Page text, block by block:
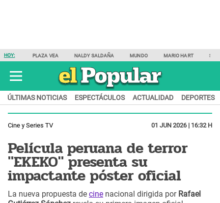
HOY: PLAZA VEA NALDY SALDAÑA MUNDO MARIO HART
ÚLTIMAS NOTICIAS ESPECTÁCULOS ACTUALIDAD DEPORTES
Cine y Series TV 01 JUN 2026 | 16:32 H
Película peruana de terror
"EKEKO" presenta su
impactante póster oficial
La nueva propuesta de cine nacional dirigida por Rafael